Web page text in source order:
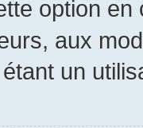
option
aux
un